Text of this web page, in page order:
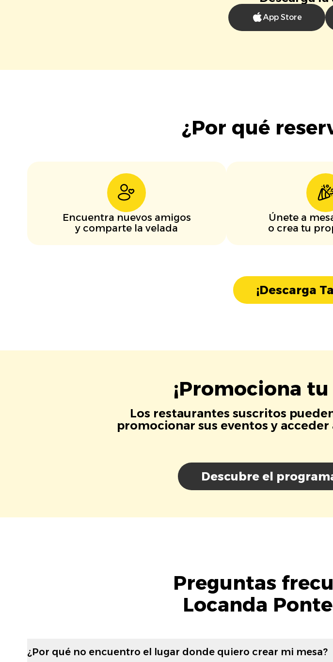
App Store
¿Por qué
Encuentra nuevos amigos
y comparte la velada
Únete a
o crea tu
¡Descarga
¡Promociona
Los restaurantes suscritos
promocionar sus eventos y
Descubre el
Preguntas
Locanda
¿Por qué no encuentro el lugar donde quiero crear mi mesa?